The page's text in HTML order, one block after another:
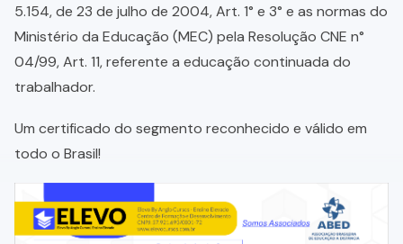
5.154, de 23 de julho de 2004, Art. 1° e 3° e as normas do
Ministério da Educação (MEC) pela Resolução CNE n°
04/99, Art. 11, referente a educação continuada do
trabalhador.
Um certificado do segmento reconhecido e válido em
todo o Brasil!